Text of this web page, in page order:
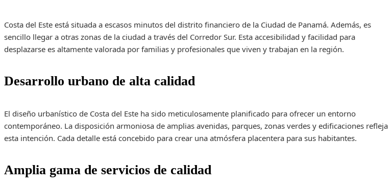
Costa del Este está situada a escasos minutos del distrito financiero de la Ciudad de Panamá. Además, es
sencillo llegar a otras zonas de la ciudad a través del Corredor Sur. Esta accesibilidad y facilidad para
desplazarse es altamente valorada por familias y profesionales que viven y trabajan en la región.
Desarrollo urbano de alta calidad
El diseño urbanístico de Costa del Este ha sido meticulosamente planificado para ofrecer un entorno
contemporáneo. La disposición armoniosa de amplias avenidas, parques, zonas verdes y edificaciones refleja
esta intención. Cada detalle está concebido para crear una atmósfera placentera para sus habitantes.
Amplia gama de servicios de calidad